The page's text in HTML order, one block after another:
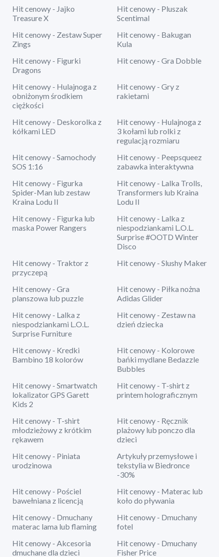
Hit cenowy - Jajko
Treasure X
Hit cenowy - Pluszak
Scentimal
Hit cenowy - Zestaw Super
Zings
Hit cenowy - Bakugan
Kula
Hit cenowy - Figurki
Dragons
Hit cenowy - Gra Dobble
Hit cenowy - Hulajnoga z
obniżonym środkiem
ciężkości
Hit cenowy - Gry z
rakietami
Hit cenowy - Deskorolka z
kółkami LED
Hit cenowy - Hulajnoga z
3 kołami lub rolki z
regulacją rozmiaru
Hit cenowy - Samochody
SOS 1:16
Hit cenowy - Peepsqueez
zabawka interaktywna
Hit cenowy - Figurka
Spider-Man lub zestaw
Kraina Lodu II
Hit cenowy - Lalka Trolls,
Transformers lub Kraina
Lodu II
Hit cenowy - Figurka lub
maska Power Rangers
Hit cenowy - Lalka z
niespodziankami L.O.L.
Surprise #OOTD Winter
Disco
Hit cenowy - Traktor z
przyczepą
Hit cenowy - Slushy Maker
Hit cenowy - Gra
planszowa lub puzzle
Hit cenowy - Piłka nożna
Adidas Glider
Hit cenowy - Lalka z
niespodziankami L.O.L.
Surprise Furniture
Hit cenowy - Zestaw na
dzień dziecka
Hit cenowy - Kredki
Bambino 18 kolorów
Hit cenowy - Kolorowe
bańki mydlane Bedazzle
Bubbles
Hit cenowy - Smartwatch
lokalizator GPS Garett
Kids 2
Hit cenowy - T-shirt z
printem holograficznym
Hit cenowy - T-shirt
młodzieżowy z krótkim
rękawem
Hit cenowy - Ręcznik
plażowy lub ponczo dla
dzieci
Hit cenowy - Piniata
urodzinowa
Artykuły przemysłowe i
tekstylia w Biedronce
-30%
Hit cenowy - Pościel
bawełniana z licencją
Hit cenowy - Materac lub
koło do pływania
Hit cenowy - Dmuchany
materac lama lub flaming
Hit cenowy - Dmuchany
fotel
Hit cenowy - Akcesoria
dmuchane dla dzieci
Hit cenowy - Dmuchany
Fisher Price